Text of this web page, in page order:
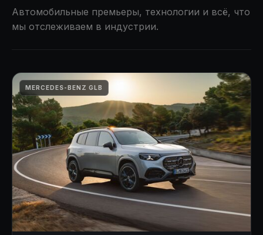
Автомобильные премьеры, технологии и всё, что
мы отслеживаем в индустрии.
MERCEDES-BENZ GLB